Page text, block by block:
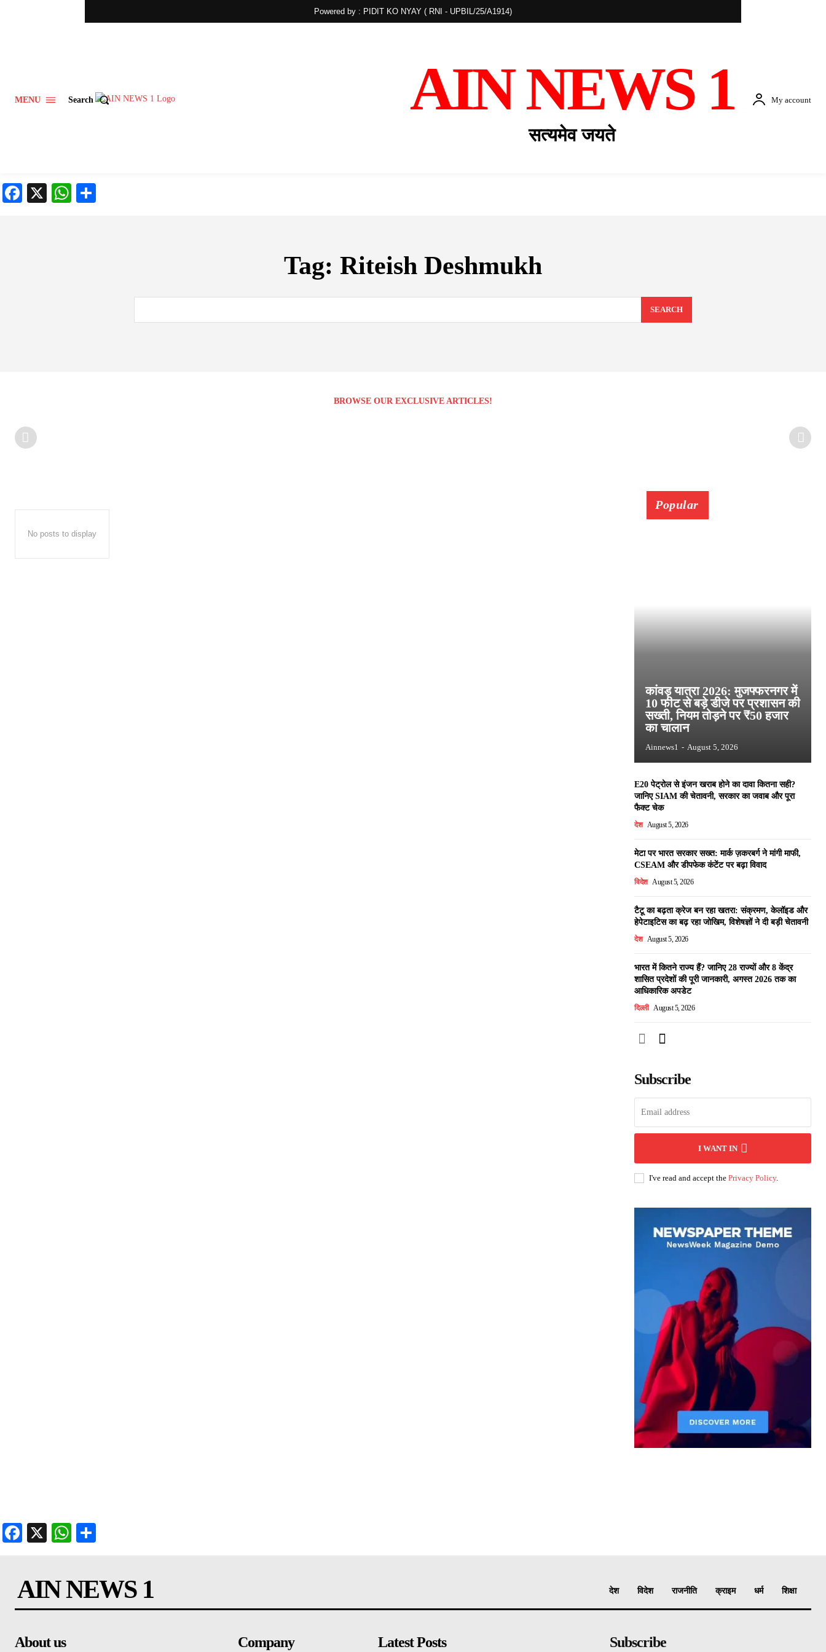
Powered by : PIDIT KO NYAY ( RNI - UPBIL/25/A1914)
MENU Search AIN NEWS 1
सत्यमेव जयते
My account
Facebook
X WhatsApp
Tag: Riteish Deshmukh
SEARCH
BROWSE OUR EXCLUSIVE ARTICLES!
No posts to display
Popular
कांवड़ यात्रा 2026: मुजफ्फरनगर में
10 फीट से बड़े डीजे पर प्रशासन की
सख्ती, नियम तोड़ने पर ₹50 हजार
का चालान
Ainnews1 - August 5, 2026
E20 पेट्रोल से इंजन खराब होने का दावा कितना सही?
जानिए SIAM की चेतावनी, सरकार का जवाब और पूरा
फैक्ट चेक
देश August 5, 2026
मेटा पर भारत सरकार सख्त: मार्क ज़करबर्ग ने मांगी माफी,
CSEAM और डीपफेक कंटेंट पर बढ़ा विवाद
विदेश August 5, 2026
टैटू का बढ़ता क्रेज बन रहा खतरा: संक्रमण, केलॉइड और
हेपेटाइटिस का बढ़ रहा जोखिम, विशेषज्ञों ने दी बड़ी चेतावनी
देश August 5, 2026
भारत में कितने राज्य हैं? जानिए 28 राज्यों और 8 केंद्र
शासित प्रदेशों की पूरी जानकारी, अगस्त 2026 तक का
आधिकारिक अपडेट
दिल्ली August 5, 2026
Subscribe
I WANT IN
I've read and accept the Privacy Policy.
Facebook
X WhatsApp
AIN NEWS 1 देश विदेश राजनीति क्राइम धर्म शिक्षा
About us Company Latest Posts Subscribe